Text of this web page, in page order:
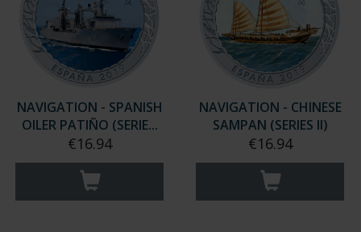
NAVIGATION - SPANISH
OILER PATIÑO (SERIE...
€16.94
NAVIGATION - CHINESE
SAMPAN (SERIES II)
€16.94